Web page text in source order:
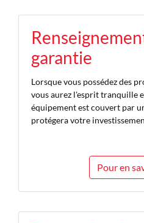
garantie
Lorsque vous possédez des
vous aurez l'esprit tranquille
équipement est couvert par
protégera votre
Pour en